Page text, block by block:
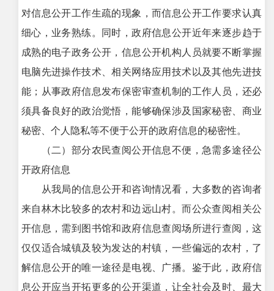
对信息公开工作生疏的现象，而信息公开工作要求认真
细心，业务熟练。同时，政府信息公开近年来逐步趋于
成熟的电子政务公开，信息公开机构人员就要不断掌握
电脑先进操作技术、相关网络应用技术以及其他先进技
能；从事政府信息发布保密审查机制的工作人员，还必
须具备良好的政治觉悟，能够确保涉及国家秘密、商业
秘密、个人隐私等不便于公开的政府信息的秘密性。
（二）部分农民查阅公开信息不便，急需多途径公
开政府信息
从我局的信息公开和咨询情况看，大多数的咨询者
来自林木比较多的农村和边远山村。而公众查阅相关公
开信息，需到图书馆和政府信息查阅场所进行查阅，这
仅仅适合城镇及较为发达的村镇，一些偏远的农村，了
解信息公开的唯一途径是电视、广播。鉴于此，政府信
息公开应当开拓更多的公开渠道，让全社会及时、最大